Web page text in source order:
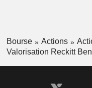
Bourse Actions
Valorisation Reckitt